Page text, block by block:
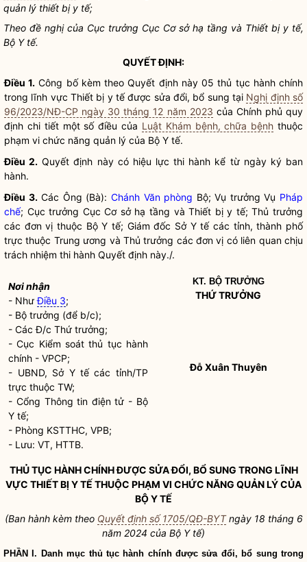
quản lý thiết bị y tế;
Theo đề nghị của Cục trưởng Cục Cơ sở hạ tầng và Thiết bị y tế,
Bộ Y tế.
QUYẾT ĐỊNH:
Điều 1. Công bố kèm theo Quyết định này 05thủ tục hành chính
trong lĩnh vực Thiết bị y tế được sửa đổi, bổ sung tại Nghị định số
96/2023/NĐ-CP ngày 30 tháng 12 năm 2023 của Chính phủ quy
định chi tiết một số điều của Luật Khám bệnh, chữa bệnh thuộc
phạm vi chức năng quản lý của Bộ Y tế.
Điều 2. Quyết định này có hiệu lực thi hành kể từ ngày ký ban
hành.
Điều 3. Các Ông (Bà): Chánh Văn phòng Bộ; Vụ trưởng Vụ Pháp
chế; Cục trưởng Cục Cơ sở hạ tầng và Thiết bị y tế; Thủ trưởng
các đơn vị thuộc Bộ Y tế; Giám đốc Sở Y tế các tỉnh, thành phố
trực thuộc Trung ương và Thủ trưởng các đơn vị có liên quan chịu
trách nhiệm thi hành Quyết định này./.
Nơi nhận
- NhưĐiều 3;
- Bộ trưởng (để b/c);
- Các Đ/c Thứ trưởng;
- Cục Kiểm soát thủ tục hành
chính - VPCP;
- UBND, Sở Y tế các tỉnh/TP
trực thuộc TW;
- Cổng Thông tin điện tử - Bộ
Y tế;
- Phòng KSTTHC, VPB;
- Lưu: VT, HTTB.
KT. BỘ TRƯỞNG
THỨ TRƯỞNG
Đỗ Xuân Thuyên
THỦ TỤC HÀNH CHÍNHĐƯỢC SỬA ĐỔI, BỔ SUNG TRONG LĨNH
VỰC THIẾT BỊ Y TẾ THUỘC PHẠM VI CHỨC NĂNG QUẢN LÝ CỦA
BỘ Y TẾ
(Ban hành kèm theo Quyết định số 1705/QĐ-BYTngày 18 tháng 6
năm 2024 của Bộ Y tế)
PHẦN I. Danh mục thủ tục hành chínhđược sửa đổi, bổ sung trong